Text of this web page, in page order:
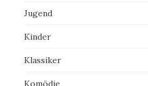
Jugend
Kinder
Klassiker
Komödie